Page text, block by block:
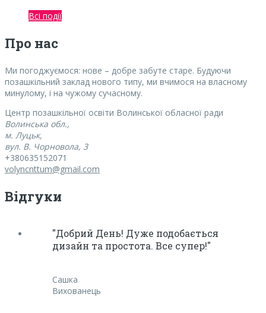
Всі події
Про нас
Ми погоджуємося: нове – добре забуте старе. Будуючи
позашкільний заклад нового типу, ми вчимося на власному
минулому, і на чужому сучасному.
Центр позашкільної освіти Волинської обласної ради
Волинська обл.,
м. Луцьк,
вул. В. Чорновола, 3
+380635152071
volyncnttum@gmail.com
Відгуки
"Добрий День! Дуже подобається
дизайн та простота. Все супер!"
Сашка
Вихованець